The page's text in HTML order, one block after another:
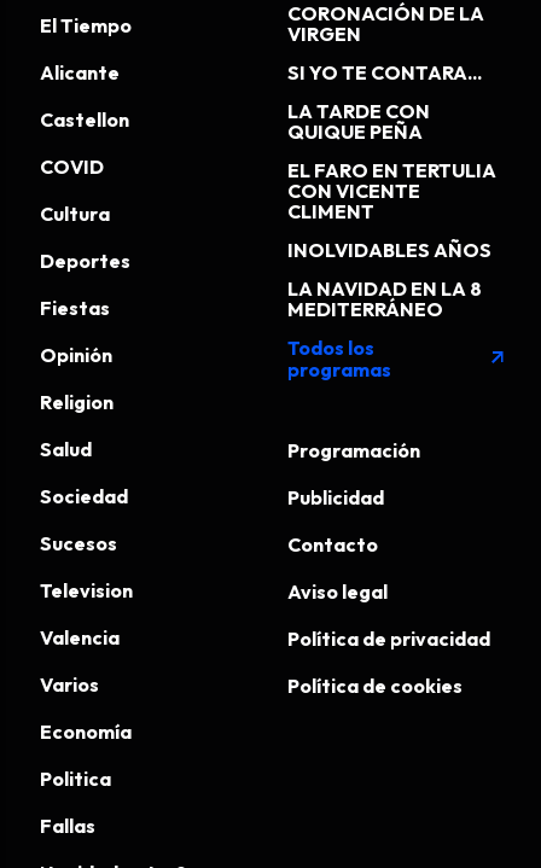
El Tiempo
Alicante
Castellon
COVID
Cultura
Deportes
Fiestas
Opinión
Religion
Salud
Sociedad
Sucesos
Television
Valencia
Varios
Economía
Politica
Fallas
CORONACIÓN DE LA
VIRGEN
SI YO TE CONTARA...
LA TARDE CON
QUIQUE PEÑA
EL FARO EN TERTULIA
CON VICENTE
CLIMENT
INOLVIDABLES AÑOS
LA NAVIDAD EN LA 8
MEDITERRÁNEO
Todos los
programas
arrow_outward
Programación
Publicidad
Contacto
Aviso legal
Política de privacidad
Política de cookies